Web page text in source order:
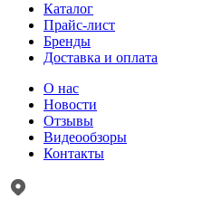
Каталог
Прайс-лист
Бренды
Доставка и оплата
О нас
Новости
Отзывы
Видеообзоры
Контакты